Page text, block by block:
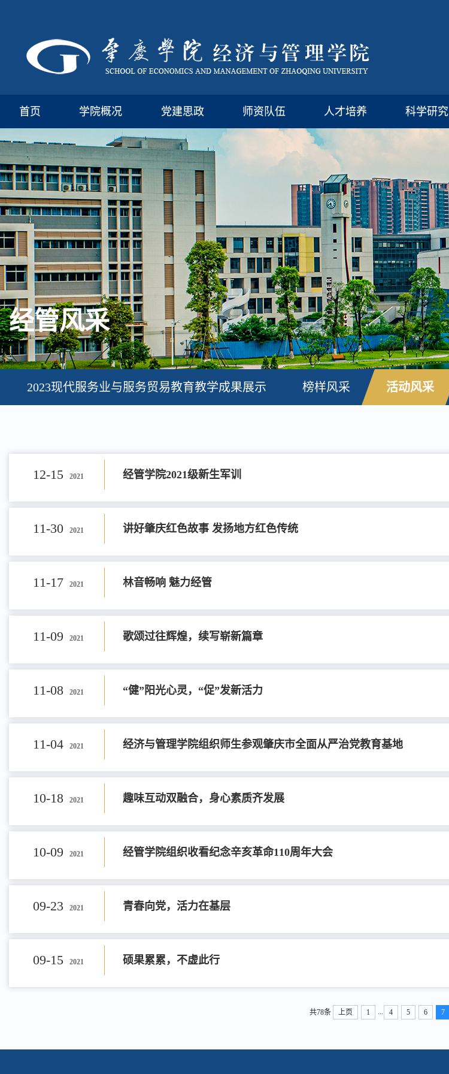
首页 学院概况 党建思政 师资队伍 人才培养 科学研究
经管风采
2023现代服务业与服务贸易教育教学成果展示 榜样风采 活动风采
12-15 2021 经管学院2021级新生军训
11-30 2021 讲好肇庆红色故事 发扬地方红色传统
11-17 2021 林音畅响 魅力经管
11-09 2021 歌颂过往辉煌，续写崭新篇章
11-08 2021 “健”阳光心灵，“促”发新活力
11-04 2021 经济与管理学院组织师生参观肇庆市全面从严治党教育基地
10-18 2021 趣味互动双融合，身心素质齐发展
10-09 2021 经管学院组织收看纪念辛亥革命110周年大会
09-23 2021 青春向党，活力在基层
09-15 2021 硕果累累，不虚此行
共78条 上页 1 4 5 6 7